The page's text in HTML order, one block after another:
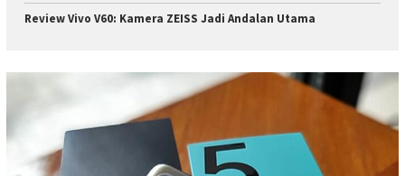
Review Vivo V60: Kamera ZEISS Jadi Andalan Utama